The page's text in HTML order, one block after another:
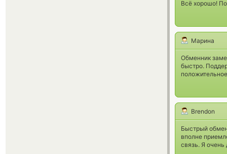
Всё хорошо!
Марина
Обменник
быстро.
Brendon
Быстрый
вполне
связь. Я очень